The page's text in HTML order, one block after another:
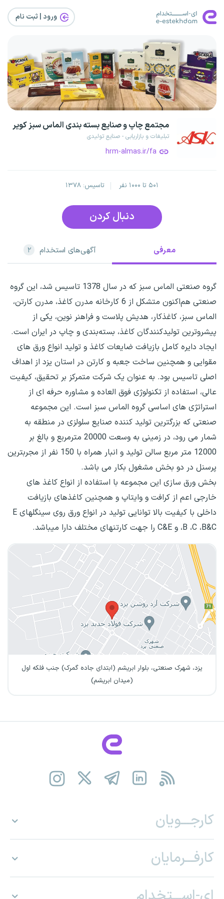
ورود | ثبت‌ نام
مجتمع چاپ و صنایع بسته بندی الماس سبز کویر
تبلیغات و بازاریابی - صنایع تولیدی
hrm-almas.ir/fa
۵۰۱ تا ۱۰۰۰ نفر تاسیس: ۱۳۷۸
دنبال کردن
معرفی آگهی‌های استخدام ۲
گروه صنعتی الماس سبز که در سال 1378 تاسیس شد، این گروه
صنعتی هم‌اکنون متشکل از 6 کارخانه مدرن کاغذ، مدرن کارتن،
الماس سبز، کاغذکار، هدیش پلاست و فراهنر نوین، یکی از
پیشروترین تولیدکنندگان کاغذ، بسته‌بندی و چاپ در ایران است.
ایجاد دایره کامل بازیافت ضایعات کاغذ و تولید انواع ورق های
مقوایی و همچنین ساخت جعبه و کارتن در استان یزد از اهداف
اصلی تاسیس بود. به عنوان یک شرکت متمرکز بر تحقیق، کیفیت
عالی، استفاده از تکنولوژی فوق العاده و مشاوره حرفه ای از
استراتژی های اساسی گروه الماس سبز است. این مجموعه
صنعتی که بزرگترین تولید کننده صنایع سلولزی در منطقه به
شمار می رود، در زمینی به وسعت 20000 مترمربع و بالغ بر
12000 متر مربع سالن تولید و انبار همراه با 150 نفر از مجربترین
پرسنل در دو بخش مشغول بکار می باشد.
بخش ورق سازی این مجموعه با استفاده از انواع کاغذ های
خارجی اعم از کرافت و وایتاپ و همچنین کاغذهای بازیافت
داخلی با کیفیت بالا توانایی تولید در انواع ورق روی سینگلهای E
،B ،C ،B&C و C&E را جهت کارتنهای مختلف دارا میباشد.
یزد، شهرک صنعتی، بلوار ابریشم (ابتدای جاده گمرک) جنب فلکه اول
(میدان ابریشم)
کارجـــویان
کارفـــرمایان